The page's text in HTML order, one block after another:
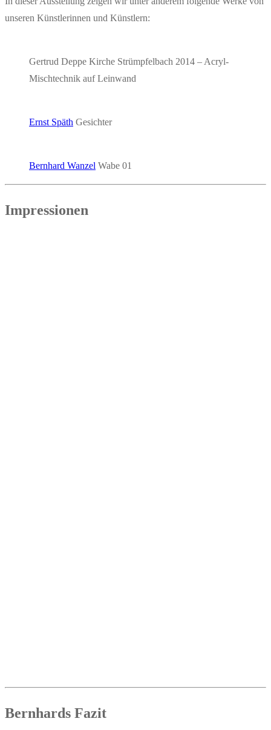
unse­ren Künst­le­rin­nen und Künstlern:
Ger­trud Dep­pe Kir­che Strümpfel­bach 2014 – Acryl-
Misch­tech­nik auf Leinwand
Ernst Späth Gesich­ter
Bern­hard Wan­zel Wabe 01
Impres­sio­nen
Bern­hards Fazit